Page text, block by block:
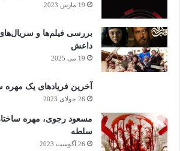
19 مارس 2023
بررسی فیلم‌ها و
داعش
19 می 2025
آخرین فریادهای یک مهره
26 جولای 2023
مسعود رجوی، مهره
سلطه
26 آگوست 2023